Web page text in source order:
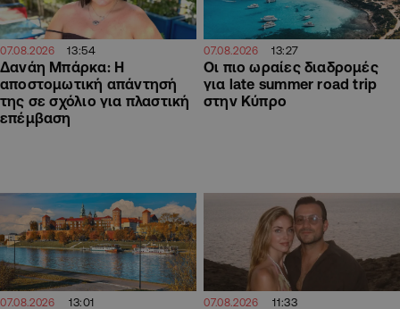
07.08.2026 13:54
Δανάη Μπάρκα: Η
αποστομωτική απάντησή
της σε σχόλιο για πλαστική
επέμβαση
07.08.2026 13:27
Οι πιο ωραίες διαδρομές
για late summer road trip
στην Κύπρο
07.08.2026 13:01 07.08.2026 11:33